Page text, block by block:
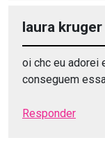
laura kruger
oi chc eu adorei
conseguem
Responder